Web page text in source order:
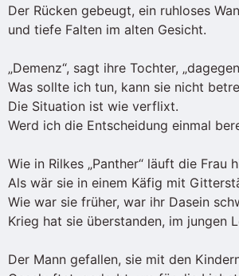
Der Rücken gebeugt, ein ruhloses
und tiefe Falten im alten Gesicht.
„Demenz“, sagt ihre Tochter,
Was sollte ich tun, kann sie nicht
Die Situation ist wie verflixt.
Werd ich die Entscheidung einmal
Wie in Rilkes „Panther“ läuft die Frau
Als wär sie in einem Käfig mit
Wie war sie früher, war ihr Dasein
Krieg hat sie überstanden, im jungen
Der Mann gefallen, sie mit den